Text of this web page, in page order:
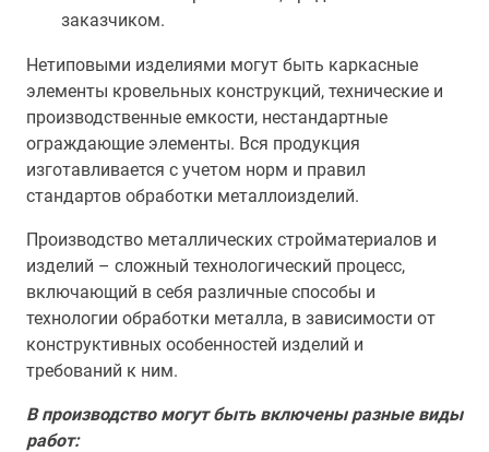
заказчиком.
Нетиповыми изделиями могут быть каркасные
элементы кровельных конструкций, технические и
производственные емкости, нестандартные
ограждающие элементы. Вся продукция
изготавливается с учетом норм и правил
стандартов обработки металлоизделий.
Производство металлических стройматериалов и
изделий – сложный технологический процесс,
включающий в себя различные способы и
технологии обработки металла, в зависимости от
конструктивных особенностей изделий и
требований к ним.
В производство могут быть включены разные виды
работ: